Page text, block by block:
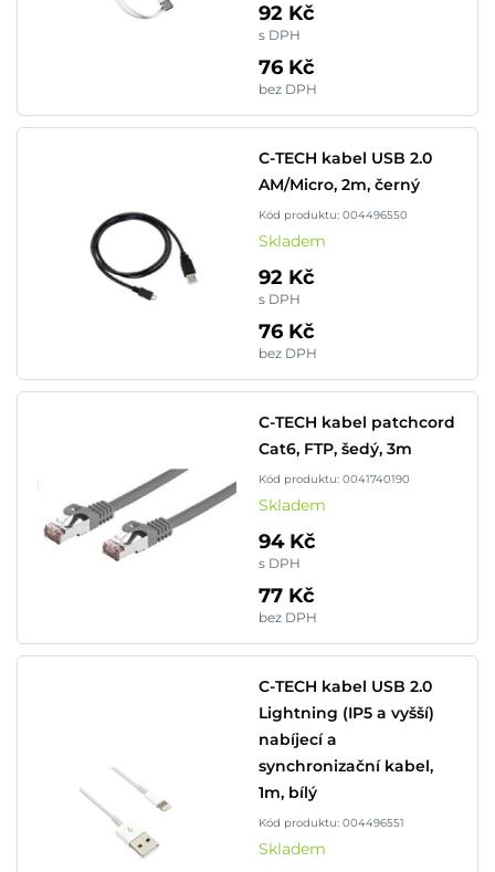
92 Kč
s DPH
76 Kč
bez DPH
C-TECH kabel USB 2.0
AM/Micro, 2m, černý
Kód produktu: 004496550
Skladem
92 Kč
s DPH
76 Kč
bez DPH
C-TECH kabel patchcord
Cat6, FTP, šedý, 3m
Kód produktu: 0041740190
Skladem
94 Kč
s DPH
77 Kč
bez DPH
C-TECH kabel USB 2.0
Lightning (IP5 a vyšší)
nabíjecí a
synchronizační kabel,
1m, bílý
Kód produktu: 004496551
Skladem